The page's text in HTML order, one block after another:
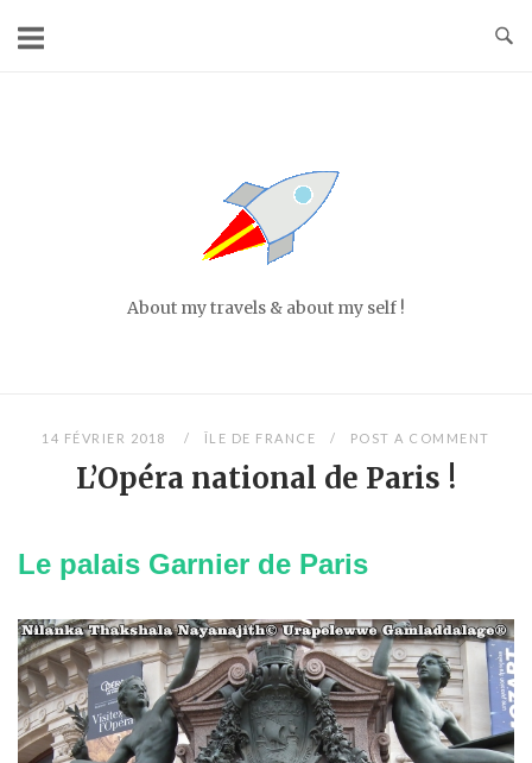
About my travels & about my self !
14 FÉVRIER 2018 ÎLE DE FRANCE POST A COMMENT
L’Opéra national de Paris !
Le palais Garnier de Paris